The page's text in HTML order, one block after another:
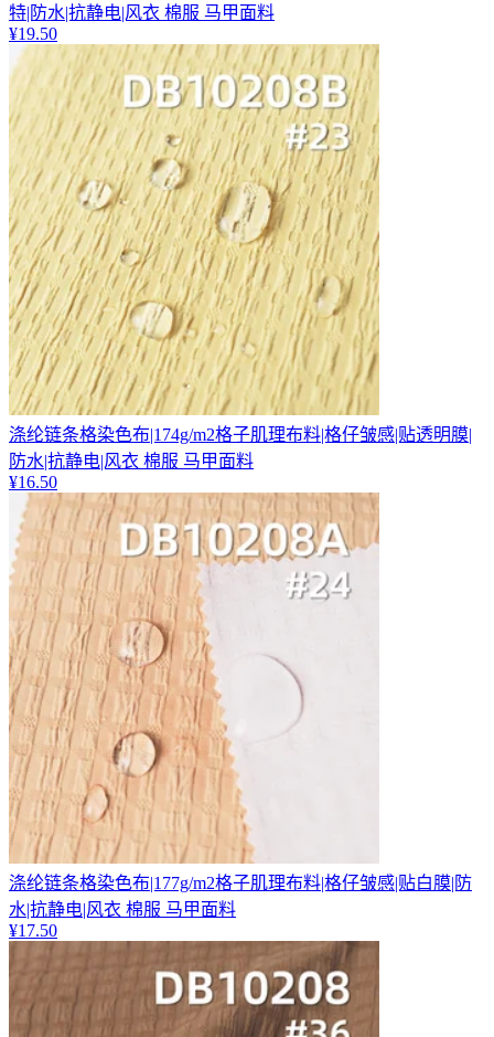
特|防水|抗静电|风衣 棉服 马甲面料
¥19.50
涤纶链条格染色布|174g/m2格子肌理布料|格仔皱感|贴透明膜|
防水|抗静电|风衣 棉服 马甲面料
¥16.50
涤纶链条格染色布|177g/m2格子肌理布料|格仔皱感|贴白膜|防
水|抗静电|风衣 棉服 马甲面料
¥17.50